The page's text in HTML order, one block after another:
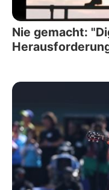
Nie gemacht: